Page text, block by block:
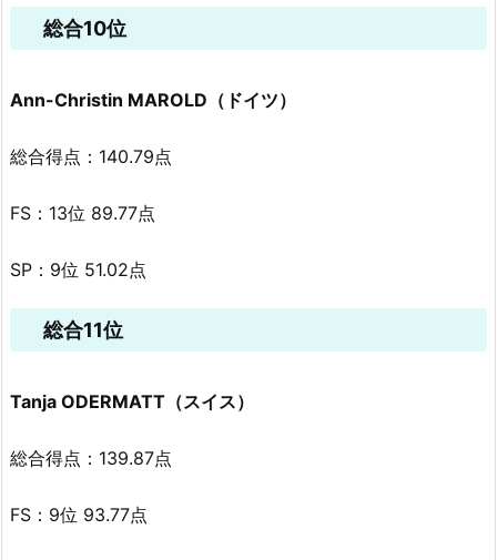
総合10位
Ann-Christin MAROLD（ドイツ）
総合得点：140.79点
FS：13位 89.77点
SP：9位 51.02点
総合11位
Tanja ODERMATT（スイス）
総合得点：139.87点
FS：9位 93.77点